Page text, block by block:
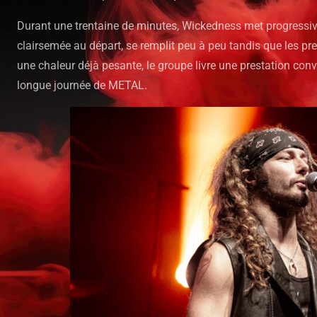
Durant une trentaine de minutes, Wickedness met
clairsemée au départ, se remplit peu à peu tandis que les
une chaleur déjà pesante, le groupe livre une prestation
longue journée de METAL.